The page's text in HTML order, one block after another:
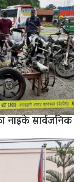
नाइके सार्वजनिक